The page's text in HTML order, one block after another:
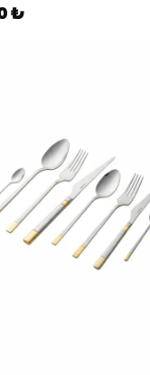
₺